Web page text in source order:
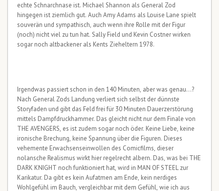
echte Schnarchnase ist. Michael Shannon als General Zod
hingegen ist ziemlich gut. Auch Amy Adams als Louise Lane spielt
souverän und sympathisch, auch wenn ihre Rolle mit der Figur
(noch) nicht viel zu tun hat. Sally Field und Kevin Costner wirken
sogar noch altbackener als Kents Zieheltern 1978.
Irgendwas passiert schon in den 140 Minuten, aber was genau…?
Nach General Zods Landung verliert sich selbst der dünnste
Storyfaden und gibt das Feld frei für 30 Minuten Dauerzerstörung
mittels Dampfdruckhammer. Das gleicht nicht nur dem Finale von
THE AVENGERS, es ist zudem sogar noch öder. Keine Liebe, keine
ironische Brechung, keine Spannung über die Figuren. Dieses
vehemente Erwachsenseinwollen des Comicfilms, dieser
nolansche Realismus wirkt hier regelrecht albern. Das, was bei THE
DARK KNIGHT noch funktioniert hat, wird in MAN OF STEEL zur
Karikatur. Da gibt es kein Aufatmen am Ende, kein nerdiges
Wohlgefühl im Bauch, vergleichbar mit dem Gefühl, wie ich aus